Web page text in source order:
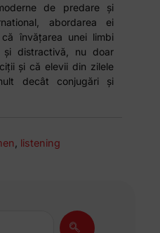
de predare și
abordarea ei
învățarea unei limbi
distractivă, nu doar
și că elevii din zilele
decât conjugări și
, listening